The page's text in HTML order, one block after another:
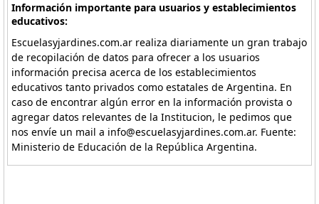
Información importante para usuarios y establecimientos
educativos:
Escuelasyjardines.com.ar realiza diariamente un gran trabajo
de recopilación de datos para ofrecer a los usuarios
información precisa acerca de los establecimientos
educativos tanto privados como estatales de Argentina. En
caso de encontrar algún error en la información provista o
agregar datos relevantes de la Institucion, le pedimos que
nos envíe un mail a info@escuelasyjardines.com.ar. Fuente:
Ministerio de Educación de la República Argentina.